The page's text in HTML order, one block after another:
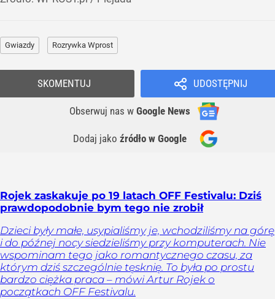
Gwiazdy Rozrywka Wprost
UDOSTĘPNIJ
Obserwuj nas w Google News
Dodaj jako źródło w Google
SKOMENTUJ
Rojek zaskakuje po 19 latach OFF Festivalu: Dziś
prawdopodobnie bym tego nie zrobił
Dzieci były małe, usypialiśmy je, wchodziliśmy na górę
i do późnej nocy siedzieliśmy przy komputerach. Nie
wspominam tego jako romantycznego czasu, za
którym dziś szczególnie tęsknię. To była po prostu
bardzo ciężka praca – mówi Artur Rojek o
początkach OFF Festivalu.